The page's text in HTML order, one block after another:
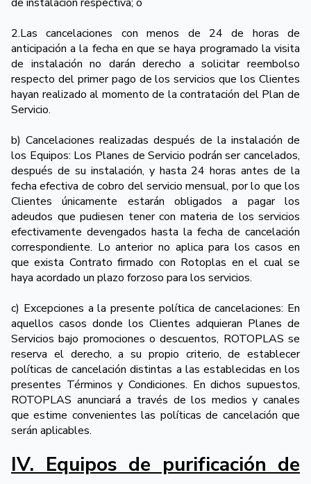
2.Las cancelaciones con menos de 24 de horas de
anticipación a la fecha en que se haya programado la visita
de instalación no darán derecho a solicitar reembolso
respecto del primer pago de los servicios que los Clientes
hayan realizado al momento de la contratación del Plan de
Servicio.
b) Cancelaciones realizadas después de la instalación de
los Equipos: Los Planes de Servicio podrán ser cancelados,
después de su instalación, y hasta 24 horas antes de la
fecha efectiva de cobro del servicio mensual, por lo que los
Clientes únicamente estarán obligados a pagar los
adeudos que pudiesen tener con materia de los servicios
efectivamente devengados hasta la fecha de cancelación
correspondiente. Lo anterior no aplica para los casos en
que exista Contrato firmado con Rotoplas en el cual se
haya acordado un plazo forzoso para los servicios.
c) Excepciones a la presente política de cancelaciones: En
aquellos casos donde los Clientes adquieran Planes de
Servicios bajo promociones o descuentos, ROTOPLAS se
reserva el derecho, a su propio criterio, de establecer
políticas de cancelación distintas a las establecidas en los
presentes Términos y Condiciones. En dichos supuestos,
ROTOPLAS anunciará a través de los medios y canales
que estime convenientes las políticas de cancelación que
serán aplicables.
IV. Equipos de purificación de